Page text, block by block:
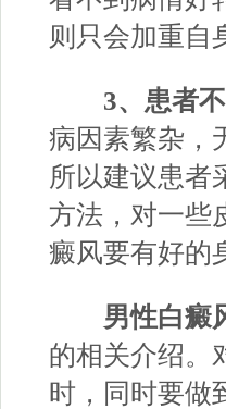
则只会加重自
3、患者
病因素繁杂，
所以建议患者
方法，对一些
癜风要有好的
男性白癜
的相关介绍。
时，同时要做